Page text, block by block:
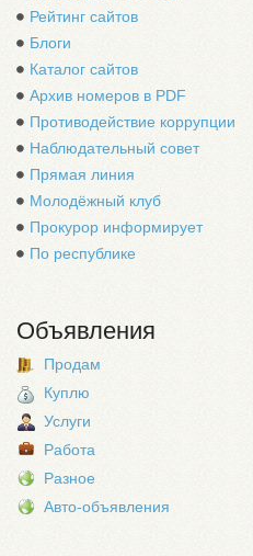
Рейтинг сайтов
Блоги
Каталог сайтов
Архив номеров в PDF
Противодействие коррупции
Наблюдательный совет
Прямая линия
Молодёжный клуб
Прокурор информирует
По республике
Объявления
Продам
Куплю
Услуги
Работа
Разное
Авто-объявления